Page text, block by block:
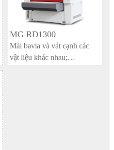
MG RD1300
Mài bavia và vát cạnh các
vật liệu khác nhau;